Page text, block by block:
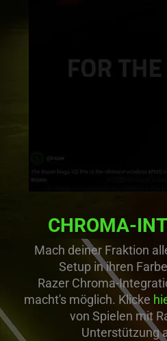
CHROMA-
Mach deiner Fraktion
Setup in ihren
Razer Chroma-
macht's möglich. Klicke
von Spielen mit
Unterstützung